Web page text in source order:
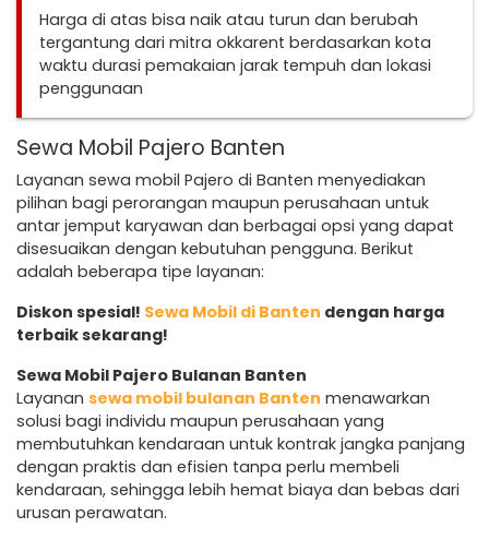
Harga di atas bisa naik atau turun dan berubah
tergantung dari mitra okkarent berdasarkan kota
waktu durasi pemakaian jarak tempuh dan lokasi
penggunaan
Sewa Mobil Pajero Banten
Layanan sewa mobil Pajero di Banten menyediakan
pilihan bagi perorangan maupun perusahaan untuk
antar jemput karyawan dan berbagai opsi yang dapat
disesuaikan dengan kebutuhan pengguna. Berikut
adalah beberapa tipe layanan:
Diskon spesial! Sewa Mobil di Banten dengan harga
terbaik sekarang!
Sewa Mobil Pajero Bulanan Banten
Layanan sewa mobil bulanan Banten menawarkan
solusi bagi individu maupun perusahaan yang
membutuhkan kendaraan untuk kontrak jangka panjang
dengan praktis dan efisien tanpa perlu membeli
kendaraan, sehingga lebih hemat biaya dan bebas dari
urusan perawatan.